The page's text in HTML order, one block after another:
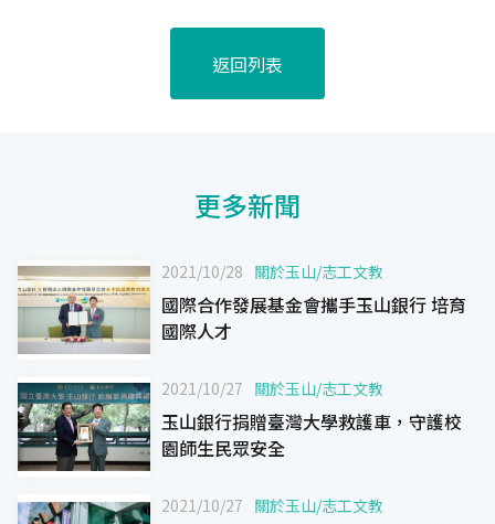
返回列表
更多新聞
2021/10/28 關於玉山/志工文教
國際合作發展基金會攜手玉山銀行 培育
國際人才
2021/10/27 關於玉山/志工文教
玉山銀行捐贈臺灣大學救護車，守護校
園師生民眾安全
2021/10/27 關於玉山/志工文教